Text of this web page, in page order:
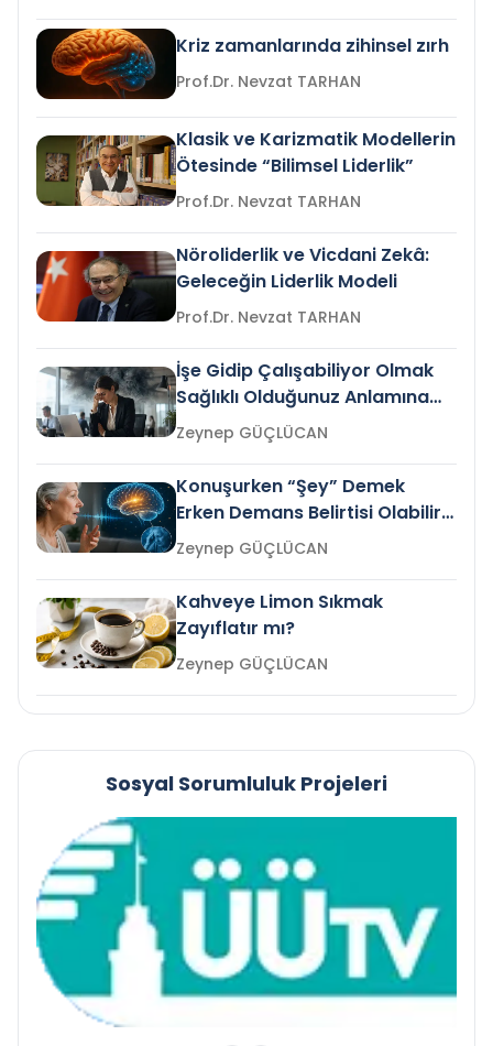
Kriz zamanlarında zihinsel zırh
Prof.Dr. Nevzat TARHAN
Klasik ve Karizmatik Modellerin
Ötesinde “Bilimsel Liderlik”
Prof.Dr. Nevzat TARHAN
Nöroliderlik ve Vicdani Zekâ:
Geleceğin Liderlik Modeli
Prof.Dr. Nevzat TARHAN
İşe Gidip Çalışabiliyor Olmak
Sağlıklı Olduğunuz Anlamına
Gelir mi?Zeynep GÜÇLÜCAN
Konuşurken “Şey” Demek
Erken Demans Belirtisi Olabilir
mi?
Zeynep GÜÇLÜCAN
Kahveye Limon Sıkmak
Zayıflatır mı?
Zeynep GÜÇLÜCAN
Sosyal Sorumluluk Projeleri